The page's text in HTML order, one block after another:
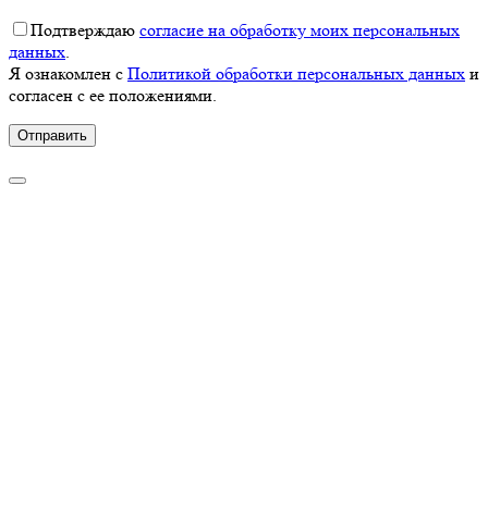
Подтверждаю согласие на обработку моих персональных
данных.
Я ознакомлен с Политикой обработки персональных данных и
согласен с ее положениями.